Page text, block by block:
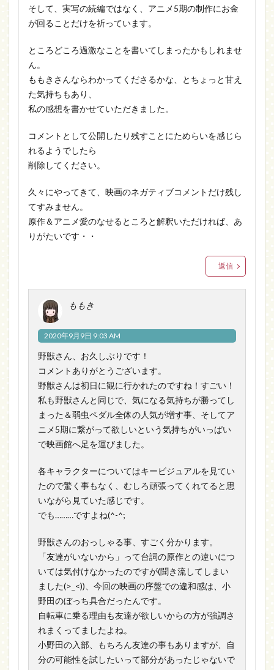
そして、実写の続編ではなく、アニメ5期の制作にお金
が回ることだけを祈っています。
ところどころ過激なことを書いてしまったかもしれませ
ん。
ももきさんならわかってくださるかな、とちょっと甘え
た気持ちもあり、
私の感想を書かせていただきました。
コメントとして公開したり残すことにためらいを感じら
れるようでしたら
削除してください。
久々にやってきて、映画のネガティブコメントだけ残し
てすみません。
原作＆アニメ愛のなせるところと解釈いただければ、あ
りがたいです・・
返信
ももき
2020年9月9日 9:03 AM
野獣さん、お久しぶりです！
コメントありがとうございます。
野獣さんは初日に観に行かれたのですね！すごい！
私も野獣さんと同じで、気になる気持ちが勝ってし
まった＆弱虫ペダル全体の人気が増す事、そしてア
ニメ5期に繋がって欲しいという気持ちがいっぱい
で映画館へ足を運びました。
各キャラクターについてはキービジュアルを見てい
たので驚く事もなく、むしろ頑張ってくれてると思
いながら見ていた感じです。
でも………ですよね(^-^;
野獣さんのおっしゃる事、すごく分かります。
「友達がいないから」って台詞の原作との違いにつ
いては気付けなかったのですが(聞き流してしまい
ました(>_<))、今回の映画の序盤での違和感は、小
野田のぼっち具合だったんです。
自転車に乗る理由も友達が欲しいからの方が強調さ
れまくってましたよね。
小野田の入部、もちろん友達の事もありますが、自
分の可能性を試したいって部分があったじゃないで